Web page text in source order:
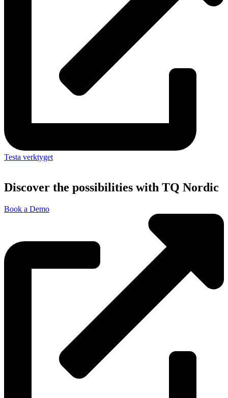
Testa verktyget
Discover the possibilities with TQ Nordic
Book a Demo